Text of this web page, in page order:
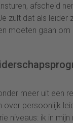
afscheid
zult dat als leider
moeten gaan om
meer uit een
over persoonlijk
niveaus: ik in mijn